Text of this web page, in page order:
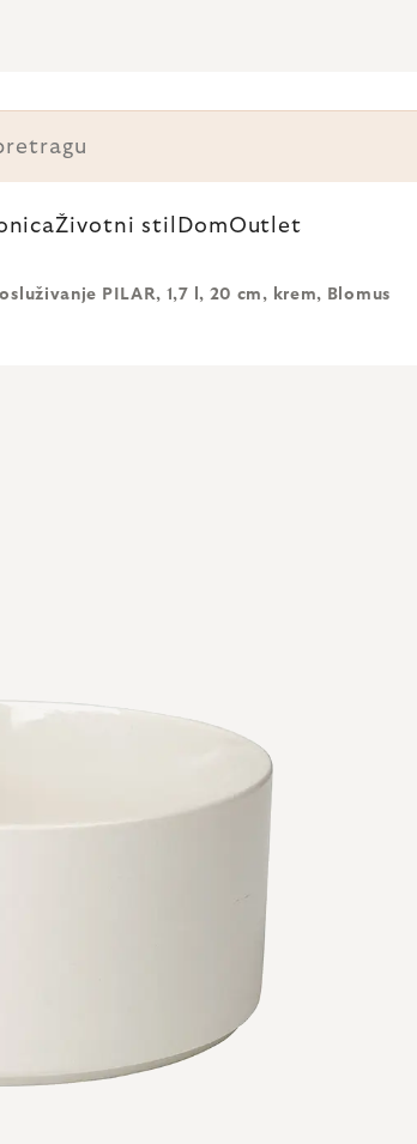
Životni stil DomOutlet
PILAR, 1,7 l, 20 cm, krem, Blomus